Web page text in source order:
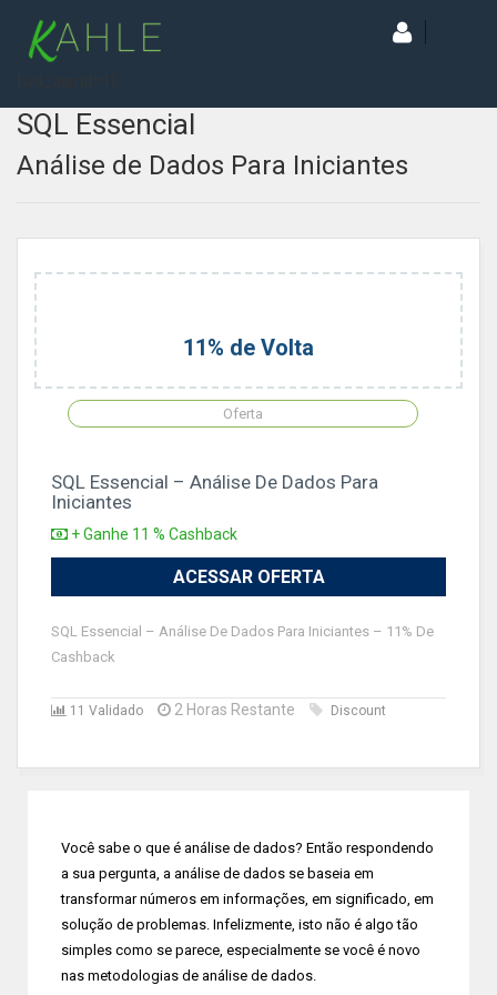
SQL Essencial
Análise de Dados Para Iniciantes
11% de Volta
Oferta
SQL Essencial – Análise De Dados Para
Iniciantes
+ Ganhe 11 % Cashback
ACESSAR OFERTA
SQL Essencial – Análise De Dados Para Iniciantes – 11% De
Cashback
11 Validado 2 Horas Restante Discount
Você sabe o que é análise de dados? Então respondendo
a sua pergunta, a análise de dados se baseia em
transformar números em informações, em significado, em
solução de problemas. Infelizmente, isto não é algo tão
simples como se parece, especialmente se você é novo
nas metodologias de análise de dados.